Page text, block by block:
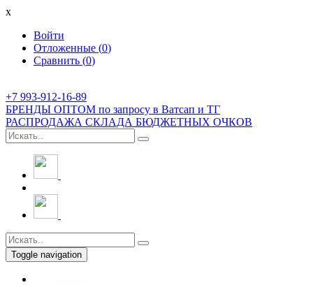
x
Войти
Отложенные (0)
Сравнить (0)
+7 993-912-16-89
БРЕНДЫ ОПТОМ по запросу в Ватсап и ТГ
РАСПРОДАЖА СКЛАДА БЮДЖЕТНЫХ ОЧКОВ
Toggle navigation